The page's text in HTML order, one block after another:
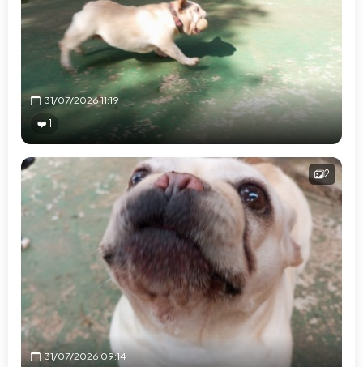
31/07/2026 11:19
❤️ 1
2
31/07/2026 09:14